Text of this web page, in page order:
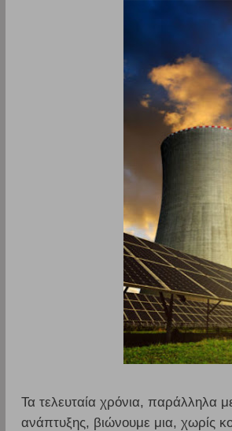
Τα τελευταία χρόνια, παράλληλα
ανάπτυξης, βιώνουμε μια, χωρίς